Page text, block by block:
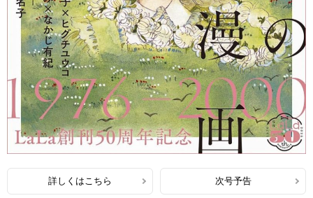
詳しくはこちら 次号予告